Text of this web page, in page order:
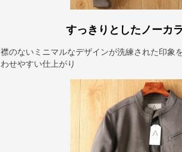
すっきりとしたノーカ
襟のないミニマルなデザインが洗練された印象
わせやすい仕上がり